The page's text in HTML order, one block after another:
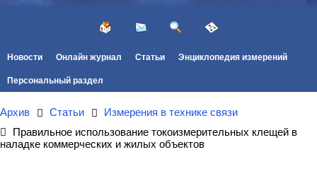
Новости Онлайн журнал Статьи Энциклопедия измерений
Персональный раздел
Архив Статьи
Измерения в технике связи
Правильное использование токоизмерительных клещей в
наладке коммерческих и жилых объектов